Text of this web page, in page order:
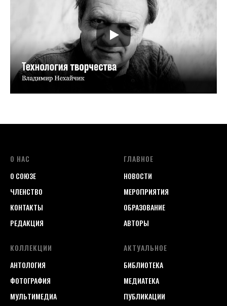
О НАС
О СОЮЗЕ
ЧЛЕНСТВО
КОНТАКТЫ
РЕДАКЦИЯ
ГЛАВНОЕ
НОВОСТИ
МЕРОПРИЯТИЯ
ОБРАЗОВАНИЕ
АВТОРЫ
КОЛЛЕКЦИИ
АНТОЛОГИЯ
ФОТОГРАФИЯ
МУЛЬТИМЕДИА
АКТУАЛЬНОЕ
БИБЛИОТЕКА
МЕДИАТЕКА
ПУБЛИКАЦИИ